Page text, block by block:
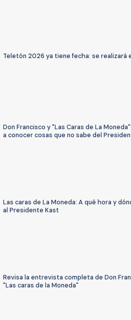
Teletón 2026 ya tiene fecha: se realizará
Don Francisco y "Las Caras de La
a conocer cosas que no sabe del
Las caras de La Moneda: A qué hora y
al Presidente Kast
Revisa la entrevista completa de Don
"Las caras de la Moneda"